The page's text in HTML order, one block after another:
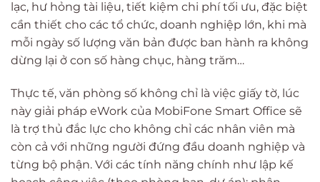
lạc, hư hỏng tài liệu, tiết kiệm chi phí tối ưu, đặc biệt
cần thiết cho các tổ chức, doanh nghiệp lớn, khi mà
mỗi ngày số lượng văn bản được ban hành ra không
dừng lại ở con số hàng chục, hàng trăm…
Thực tế, văn phòng số không chỉ là việc giấy tờ, lúc
này giải pháp eWork của MobiFone Smart Office sẽ
là trợ thủ đắc lực cho không chỉ các nhân viên mà
còn cả với những người đứng đầu doanh nghiệp và
từng bộ phận. Với các tính năng chính như lập kế